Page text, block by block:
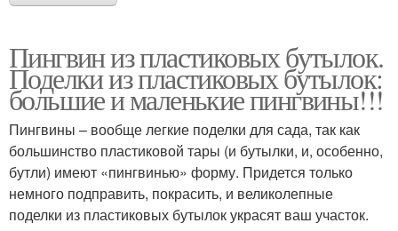
Пингвин из пластиковых бутылок.
Поделки из пластиковых бутылок:
большие и маленькие пингвины!!!
Пингвины – вообще легкие поделки для сада, так как
большинство пластиковой тары (и бутылки, и, особенно,
бутли) имеют «пингвинью» форму. Придется только
немного подправить, покрасить, и великолепные
поделки из пластиковых бутылок украсят ваш участок.